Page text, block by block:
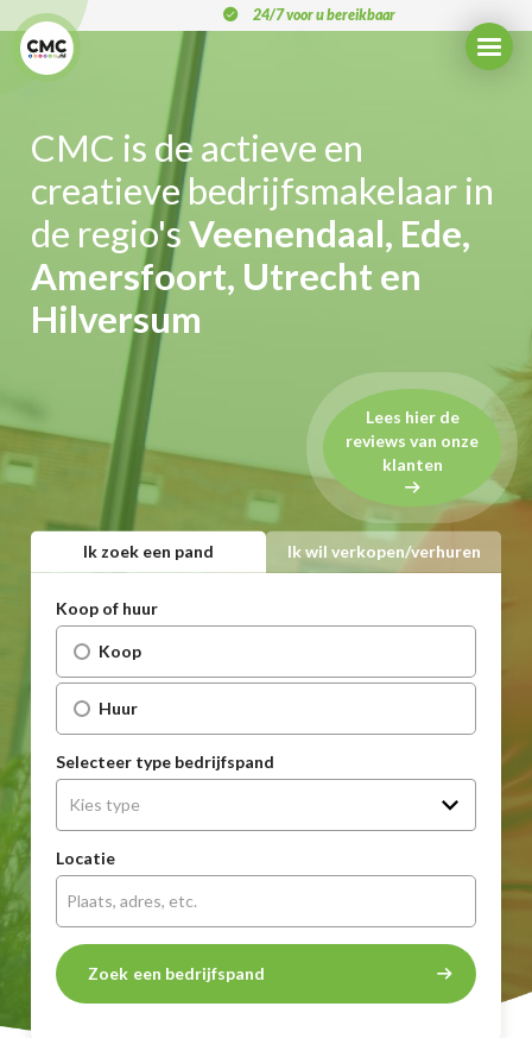
Overslaan
en
naar
24/7 voor u bereikbaar
CMC is de actieve en
creatieve bedrijfsmakelaar in
de regio'sVeenendaal, Ede,
Amersfoort, Utrecht en
Hilversum
Lees hier de
reviews van onze
klanten
Ik zoek een pand Ik wil verkopen/verhuren
Koop of huur
Koop
Huur
Selecteer type bedrijfspand
Locatie
Zoek een bedrijfspand